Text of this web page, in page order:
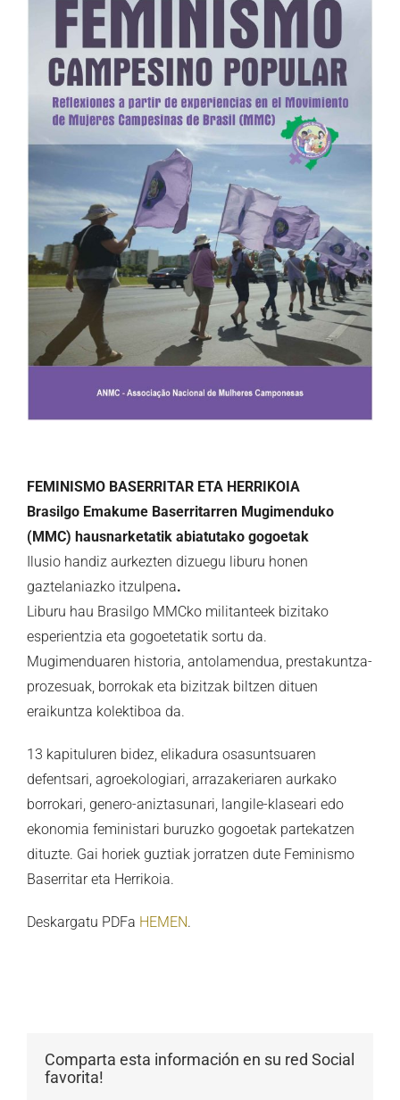
FEMINISMO BASERRITAR ETA HERRIKOIA
Brasilgo Emakume Baserritarren Mugimenduko
(MMC) hausnarketatik abiatutako gogoetak
Ilusio handiz aurkezten dizuegu liburu honen
gaztelaniazko itzulpena.
Liburu hau Brasilgo MMCko militanteek bizitako
esperientzia eta gogoetetatik sortu da.
Mugimenduaren historia, antolamendua, prestakuntza-
prozesuak, borrokak eta bizitzak biltzen dituen
eraikuntza kolektiboa da.
13 kapituluren bidez, elikadura osasuntsuaren
defentsari, agroekologiari, arrazakeriaren aurkako
borrokari, genero-aniztasunari, langile-klaseari edo
ekonomia feministari buruzko gogoetak partekatzen
dituzte. Gai horiek guztiak jorratzen dute Feminismo
Baserritar eta Herrikoia.
Deskargatu PDFa HEMEN.
Comparta esta información en su red Social
favorita!